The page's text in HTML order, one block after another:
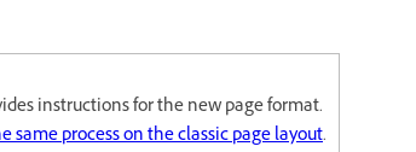
instructions for the new page format.
same process on the classic page layout.